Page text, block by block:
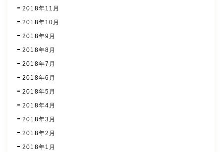
2018年11月
2018年10月
2018年9月
2018年8月
2018年7月
2018年6月
2018年5月
2018年4月
2018年3月
2018年2月
2018年1月